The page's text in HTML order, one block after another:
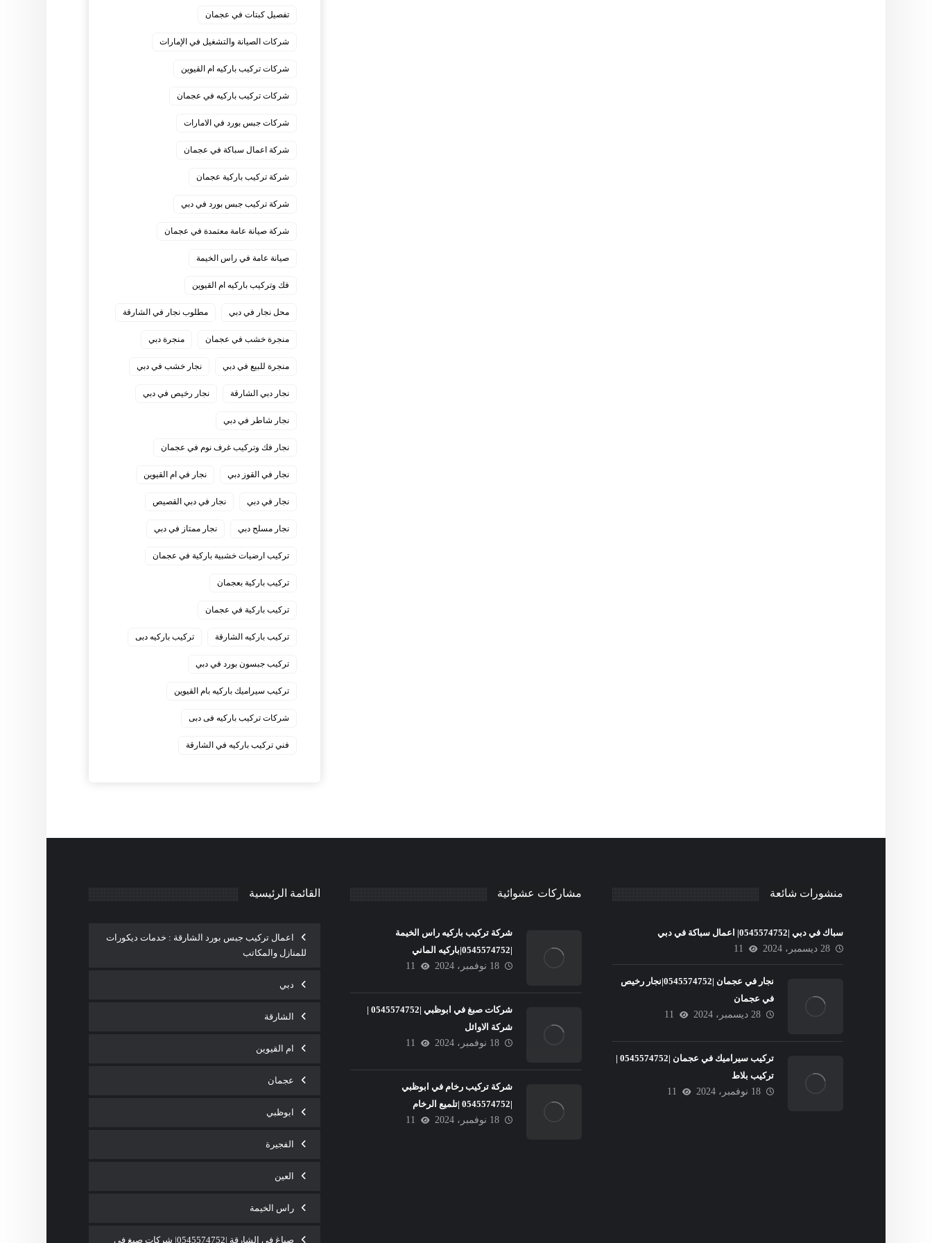
تفصيل كبتات في عجمان
شركات الصيانة والتشغيل في الإمارات
شركات تركيب باركيه ام القيوين
شركات تركيب باركيه في عجمان
شركات جبس بورد في الامارات
شركة اعمال سباكة في عجمان
شركة تركيب باركية عجمان
شركة تركيب جبس بورد في دبي
شركة صيانة عامة معتمدة في عجمان
صيانة عامة في راس الخيمة
فك وتركيب باركيه ام القيوين
محل نجار في دبي مطلوب نجار في الشارقة
منجرة خشب في عجمان منجرة دبي
منجرة للبيع في دبي نجار خشب في دبي
نجار دبي الشارقة نجار رخيص في دبي
نجار شاطر في دبي
نجار فك وتركيب غرف نوم في عجمان
نجار في القوز دبي نجار في ام القيوين
نجار في دبي نجار في دبي القصيص
نجار مسلح دبي نجار ممتاز في دبي
‏تركيب ارضيات خشبية باركية في عجمان
‏تركيب باركية بعجمان
‏تركيب باركية في عجمان
‏تركيب باركيه الشارقة ‏تركيب باركيه دبى
‏تركيب جبسون بورد في دبي
‏تركيب سيراميك باركيه بام القيوين
‏شركات تركيب باركيه فى دبى
‏فني تركيب باركيه في الشارقة
منشورات شائعة
سباك في دبي |0545574752| اعمال سباكة في دبي
28 ديسمبر، 2024
11
نجار في عجمان |0545574752|نجار رخيص
في عجمان
28 ديسمبر، 2024
11
تركيب سيراميك في عجمان |0545574752 |
تركيب بلاط
18 نوفمبر، 2024
11
مشاركات عشوائية
شركة تركيب باركيه راس الخيمة
|0545574752|باركيه الماني
18 نوفمبر، 2024
11
شركات صبغ في ابوظبي |0545574752 |
شركة الاوائل
18 نوفمبر، 2024
11
شركة تركيب رخام في ابوظبي
|0545574752 |تلميع الرخام
18 نوفمبر، 2024
11
القائمة الرئيسية
اعمال تركيب جبس بورد الشارقة : خدمات ديكورات
للمنازل والمكاتب
دبي
الشارقة
ام القيوين
عجمان
ابوظبي
الفجيرة
العين
راس الخيمة
صباغ في الشارقة |0545574752| شركات صبغ فى